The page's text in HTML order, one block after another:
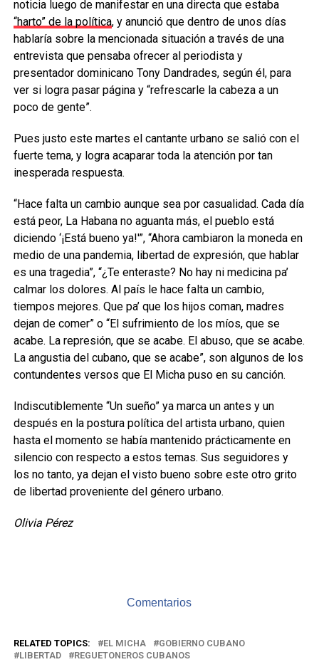
noticia luego de manifestar en una directa que estaba
“harto” de la política, y anunció que dentro de unos días
hablaría sobre la mencionada situación a través de una
entrevista que pensaba ofrecer al periodista y
presentador dominicano Tony Dandrades, según él, para
ver si logra pasar página y “refrescarle la cabeza a un
poco de gente”.
Pues justo este martes el cantante urbano se salió con el
fuerte tema, y logra acaparar toda la atención por tan
inesperada respuesta.
“Hace falta un cambio aunque sea por casualidad. Cada día
está peor, La Habana no aguanta más, el pueblo está
diciendo ‘¡Está bueno ya!'”, “Ahora cambiaron la moneda en
medio de una pandemia, libertad de expresión, que hablar
es una tragedia”, “¿Te enteraste? No hay ni medicina pa’
calmar los dolores. Al país le hace falta un cambio,
tiempos mejores. Que pa’ que los hijos coman, madres
dejan de comer” o “El sufrimiento de los míos, que se
acabe. La represión, que se acabe. El abuso, que se acabe.
La angustia del cubano, que se acabe”, son algunos de los
contundentes versos que El Micha puso en su canción.
Indiscutiblemente “Un sueño” ya marca un antes y un
después en la postura política del artista urbano, quien
hasta el momento se había mantenido prácticamente en
silencio con respecto a estos temas. Sus seguidores y
los no tanto, ya dejan el visto bueno sobre este otro grito
de libertad proveniente del género urbano.
Olivia Pérez
Comentarios
RELATED TOPICS: EL MICHA
GOBIERNO CUBANO
LIBERTAD
REGUETONEROS CUBANOS